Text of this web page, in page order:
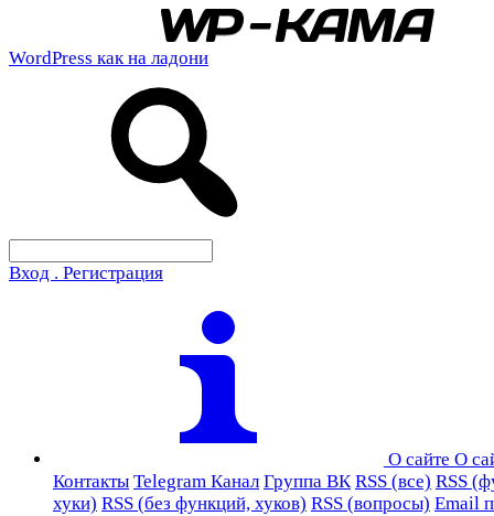
WordPress как на ладони
Вход . Регистрация
О сайте О
Контакты Telegram Канал Группа ВК RSS (все) RSS
хуки) RSS (без функций, хуков) RSS (вопросы) Email